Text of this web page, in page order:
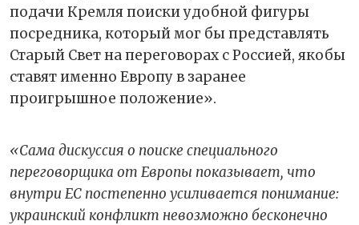
подачи Кремля поиски удобной фигуры
посредника, который мог бы представлять
Старый Свет на переговорах с Россией, якобы
ставят именно Европу в заранее
проигрышное положение».
«Сама дискуссия о поиске специального
переговорщика от Европы показывает, что
внутри ЕС постепенно усиливается понимание:
украинский конфликт невозможно бесконечно